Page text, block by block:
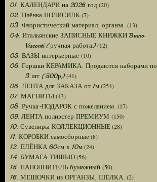
01. КАЛЕНДАРИ на 2026 год (20)
02. Плёнка ПОЛИСИЛК(7)
03. Флористический материал, органза. (13)
04. Итальянские ЗАПИСНЫЕ КНИЖКИ Bruno
Visconti (ручная работа)(12)
05. ВАЗЫ интерьерные (10)
06. Горшки КЕРАМИКА. Продаются наборами по
3 шт (500р)(41)
06. ЛЕНТА для ЗАКАЗА от 1м(254)
07. МАГНИТЫ(43)
08. Ручка-ПОДАРОК с пожеланием. (17)
09. ЛЕНТА полиэстер ПРЕМИУМ (150)
10. Сувениры КОЛЛЕКЦИОННЫЕ(28)
11. КОРОБКИ самосборные(8)
12. ПЛЁНКА 60см х 10м(24)
14. БУМАГА ТИШЬЮ(56)
15. НАПОЛНИТЕЛЬ бумажный (50)
16. МЕШОЧКИ из ОРГАНЗЫ, ШЁЛКА. (2)